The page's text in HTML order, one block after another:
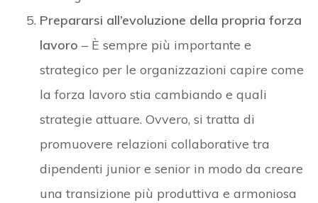
Prepararsi all’evoluzione della propria forza
lavoro – È sempre più importante e
strategico per le organizzazioni capire come
la forza lavoro stia cambiando e quali
strategie attuare. Ovvero, si tratta di
promuovere relazioni collaborative tra
dipendenti junior e senior in modo da creare
una transizione più produttiva e armoniosa